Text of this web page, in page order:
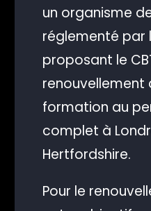
un organisme
réglementé par
proposant le
renouvellement
formation au
complet à
Hertfordshire.
Pour le